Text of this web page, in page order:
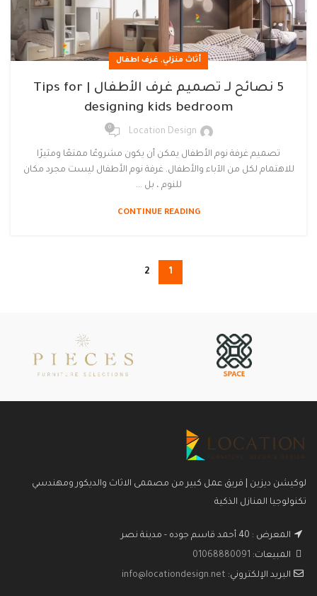
أثاث منزلي, غرف اطفال
5 نصائح لـ تصميم غرف الأطفال | Tips for
designing kids bedroom
Location Design
0
تصميم غرفة نوم الأطفال يمكن أن يكون مشروعًا ممتعًا ومثيرًا
للاهتمام لكل من الآباء والأطفال. غرفة نوم الأطفال ليست مجرد مكان
للنوم ، بل ...
CONTINUE READING
1
2
لوكيشن ديزين | فريق عمل كبير من مصممى الاثاث والديكور ومهندسي
تكنولوجيا المنازل الذكية
المعرض : 40 أحمد قاسم جوده - مدينة نصر
المبيعات: 01068880091
البريد الإلكتروني: info@locationdesign.net